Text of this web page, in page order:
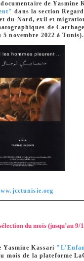
de Yasmine
dans la section
du Nord, exil et
de
novembre 2022 à Tunis).
du mois (jusqu’au 9/
Yasmine Kassari
mois de la plateforme